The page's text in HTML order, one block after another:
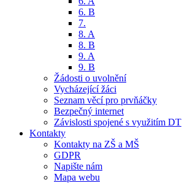
6. B
7.
8. A
8. B
9. A
9. B
Žádosti o uvolnění
Vycházející žáci
Seznam věcí pro prvňáčky
Bezpečný internet
Závislosti spojené s využitím DT
Kontakty
Kontakty na ZŠ a MŠ
GDPR
Napište nám
Mapa webu